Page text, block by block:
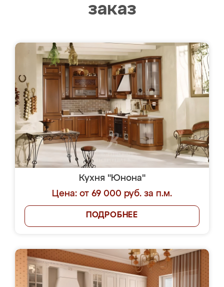
заказ
Кухня "Юнона"
Цена: от 69 000 руб. за п.м.
ПОДРОБНЕЕ